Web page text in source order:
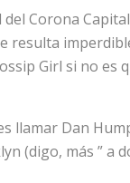
Corona
resulta
Girl si no
llamar Dan
(digo, más ” a